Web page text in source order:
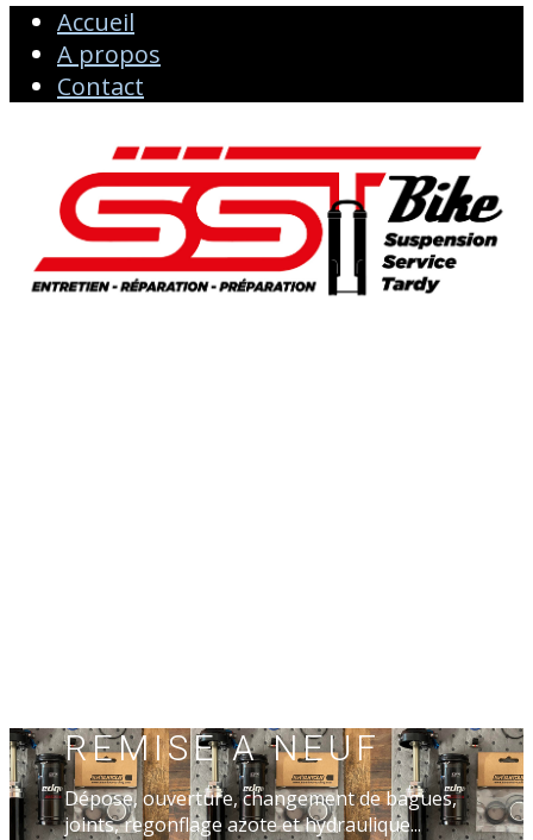
Accueil
A propos
Contact
REMISE A NEUF
Dépose, ouverture, changement de bagues,
joints, regonflage azote et hydraulique...